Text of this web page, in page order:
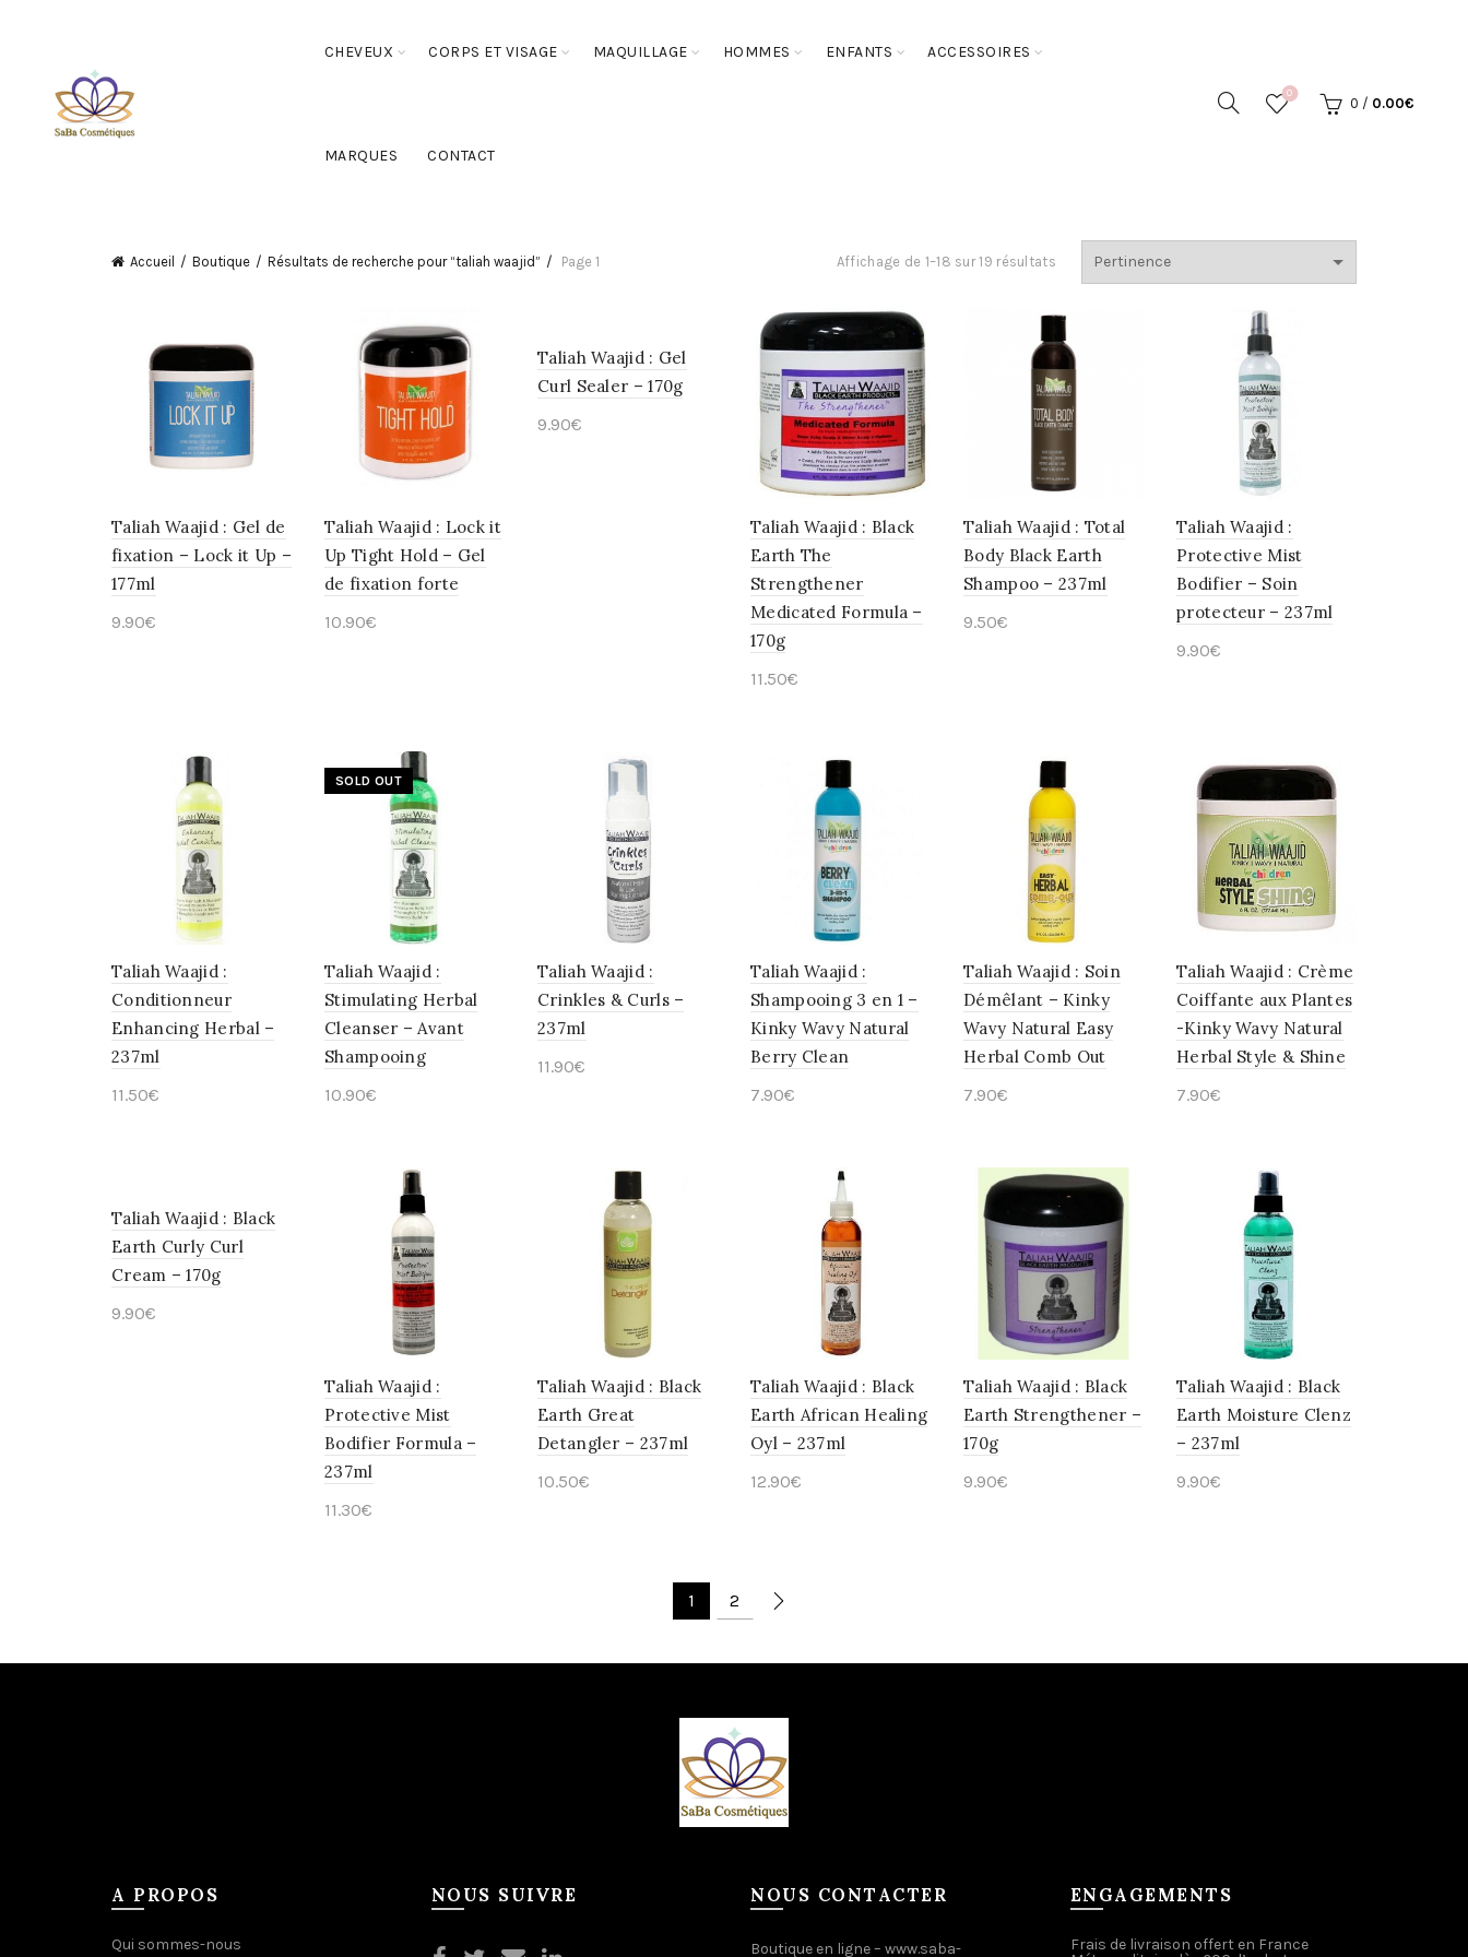
CHEVEUX CORPS ET VISAGE MAQUILLAGE HOMMES ENFANTS ACCESSOIRES
MARQUES CONTACT
0
0 / 0.00€
Accueil Boutique Résultats de recherche pour “taliah waajid” Page 1 Affichage de 1–18 sur 19 résultats
Taliah Waajid : Gel de
fixation – Lock it Up –
177ml
9.90€
Taliah Waajid : Lock it
Up Tight Hold – Gel
de fixation forte
10.90€
Taliah Waajid : Gel
Curl Sealer – 170g
9.90€
Taliah Waajid : Black
Earth The
Strengthener
Medicated Formula –
170g
11.50€
Taliah Waajid : Total
Body Black Earth
Shampoo – 237ml
9.50€
Taliah Waajid :
Protective Mist
Bodifier – Soin
protecteur – 237ml
9.90€
Taliah Waajid :
Conditionneur
Enhancing Herbal –
237ml
11.50€
SOLD OUT
Taliah Waajid :
Stimulating Herbal
Cleanser – Avant
Shampooing
10.90€
Taliah Waajid :
Crinkles & Curls –
237ml
11.90€
Taliah Waajid :
Shampooing 3 en 1 –
Kinky Wavy Natural
Berry Clean
7.90€
Taliah Waajid : Soin
Démêlant – Kinky
Wavy Natural Easy
Herbal Comb Out
7.90€
Taliah Waajid : Crème
Coiffante aux Plantes
-Kinky Wavy Natural
Herbal Style & Shine
7.90€
Taliah Waajid : Black
Earth Curly Curl
Cream – 170g
9.90€
Taliah Waajid :
Protective Mist
Bodifier Formula –
237ml
11.30€
Taliah Waajid : Black
Earth Great
Detangler – 237ml
10.50€
Taliah Waajid : Black
Earth African Healing
Oyl – 237ml
12.90€
Taliah Waajid : Black
Earth Strengthener –
170g
9.90€
Taliah Waajid : Black
Earth Moisture Clenz
– 237ml
9.90€
1 2
A PROPOS
Qui sommes-nous
NOUS SUIVRE NOUS CONTACTER
Boutique en ligne – www.saba-
ENGAGEMENTS
Frais de livraison offert en France